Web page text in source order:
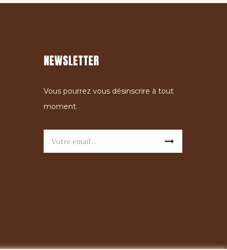
NEWSLETTER
Vous pourrez vous désinscrire à tout
moment.